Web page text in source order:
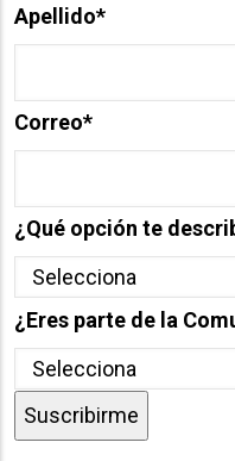
Apellido*
Correo*
¿Qué opción te
¿Eres parte de la